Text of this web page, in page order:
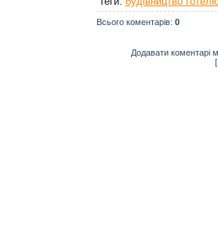
Всього коментарів: 0
Додавати коментарі